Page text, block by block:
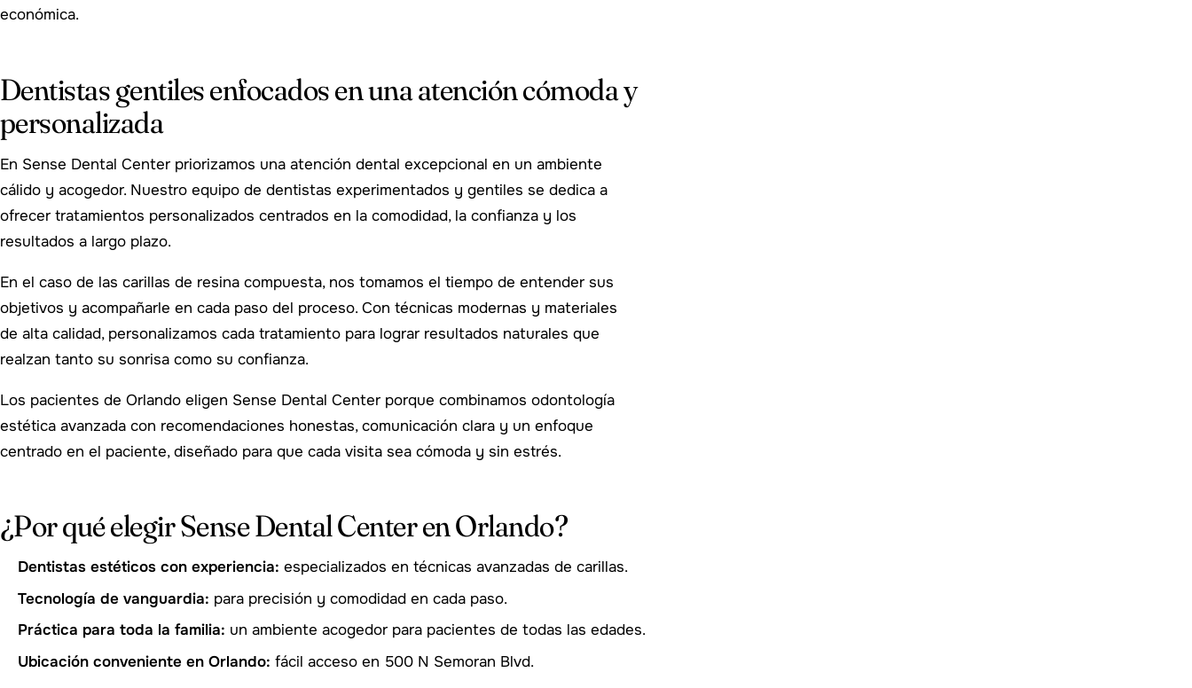
económica.
Dentistas gentiles enfocados en una atención cómoda y
personalizada
En Sense Dental Center priorizamos una atención dental excepcional en un ambiente
cálido y acogedor. Nuestro equipo de dentistas experimentados y gentiles se dedica a
ofrecer tratamientos personalizados centrados en la comodidad, la confianza y los
resultados a largo plazo.
En el caso de las carillas de resina compuesta, nos tomamos el tiempo de entender sus
objetivos y acompañarle en cada paso del proceso. Con técnicas modernas y materiales
de alta calidad, personalizamos cada tratamiento para lograr resultados naturales que
realzan tanto su sonrisa como su confianza.
Los pacientes de Orlando eligen Sense Dental Center porque combinamos odontología
estética avanzada con recomendaciones honestas, comunicación clara y un enfoque
centrado en el paciente, diseñado para que cada visita sea cómoda y sin estrés.
¿Por qué elegir Sense Dental Center en Orlando?
Dentistas estéticos con experiencia: especializados en técnicas avanzadas de carillas.
Tecnología de vanguardia: para precisión y comodidad en cada paso.
Práctica para toda la familia: un ambiente acogedor para pacientes de todas las edades.
Ubicación conveniente en Orlando: fácil acceso en 500 N Semoran Blvd.